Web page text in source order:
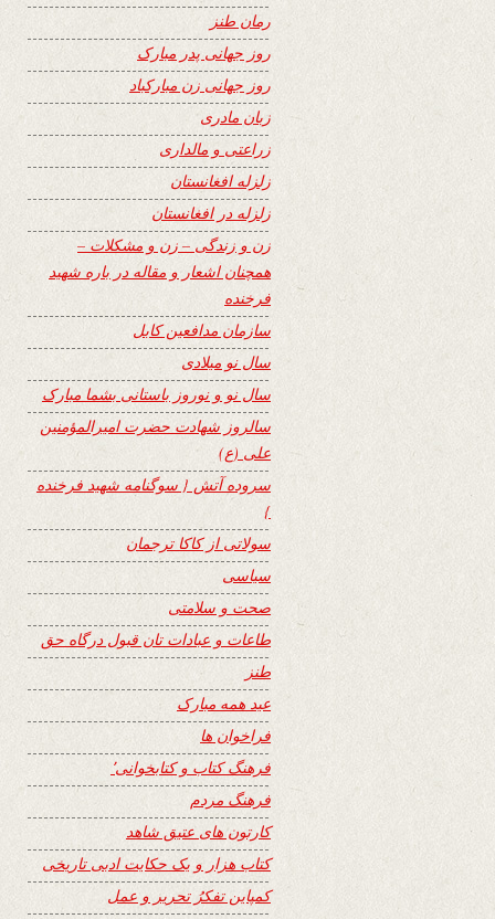
رمان طنز
روز جهانی پدر مبارک
روز جهانی زن مبارکباد
زبان مادری
زراعتی و مالداری
زلزله افغانستان
زلزله در افغانستان
زن و زندگی – زن و مشکلات –
همچنان اشعار و مقاله در باره شهید
فرخنده
سازمان مدافعین کابل
سال نو میلادی
سال نو و نوروز باستانی بشما مبارک
سالروز شهادت حضرت امیرالمؤمنین
علی (ع)
سروده آتش { سوگنامه شهید فرخنده
}
سولاتی از کاکا ترجمان
سیاسی
صحت و سلامتی
طاعات و عبادات تان قبول درگاه حق
طنز
عید همه مبارک
فراخوان ها
فرهنگ کتاب و کتابخوانی٬
فرهنگ مردم
کارتون های عتیق شاهد
کتاب هزار و یک حکایت ادبی تاریخی
کمپاین تفکرُ تحریر و عمل